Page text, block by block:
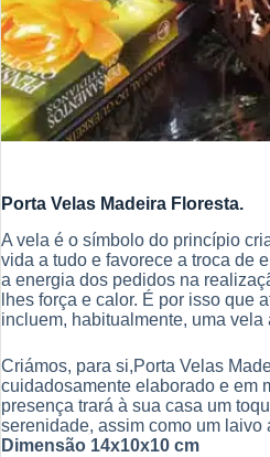
Porta Velas Madeira Floresta.
A vela é o símbolo do princípio
vida a tudo e favorece a troca de
a energia dos pedidos na
lhes força e calor. É por isso que
incluem, habitualmente, uma vela
Criámos, para si,Porta Velas
cuidadosamente elaborado e em
presença trará à sua casa um
serenidade, assim como um laivo
Dimensão 14x10x10 cm